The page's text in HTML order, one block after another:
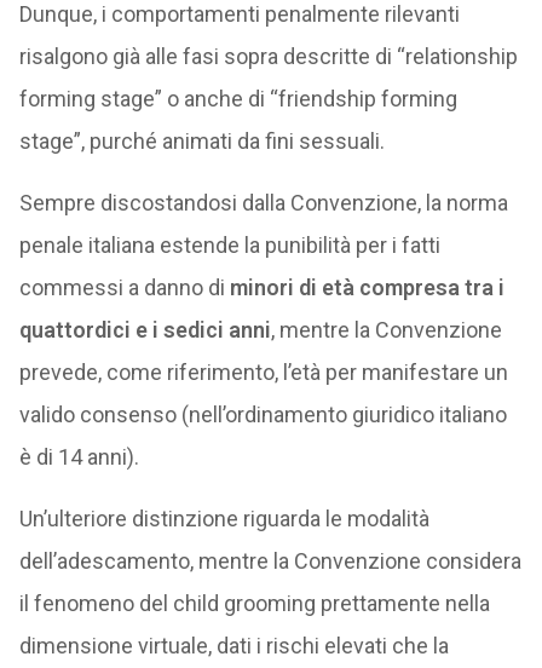
Dunque, i comportamenti penalmente rilevanti
risalgono già alle fasi sopra descritte di “relationship
forming stage” o anche di “friendship forming
stage”, purché animati da fini sessuali.
Sempre discostandosi dalla Convenzione, la norma
penale italiana estende la punibilità per i fatti
commessi a danno di minori di età compresa tra i
quattordici e i sedici anni, mentre la Convenzione
prevede, come riferimento, l’età per manifestare un
valido consenso (nell’ordinamento giuridico italiano
è di 14 anni).
Un’ulteriore distinzione riguarda le modalità
dell’adescamento, mentre la Convenzione considera
il fenomeno del child grooming prettamente nella
dimensione virtuale, dati i rischi elevati che la